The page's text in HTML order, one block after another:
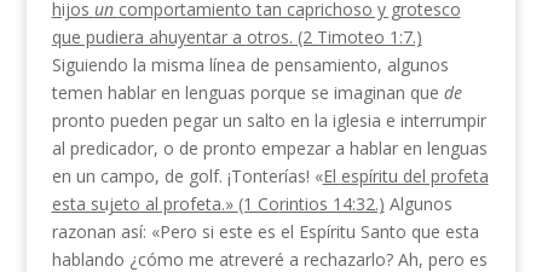
hijos un comportamiento tan caprichoso y grotesco
que pudiera ahuyentar a otros. (2 Timoteo 1:7.)
Siguiendo la misma línea de pensamiento, algunos
temen hablar en lenguas porque se imaginan que de
pronto pueden pegar un salto en la iglesia e interrumpir
al predicador, o de pronto empezar a hablar en lenguas
en un campo, de golf. ¡Tonterías! «El espíritu del profeta
esta sujeto al profeta.» (1 Corintios 14:32.) Algunos
razonan así: «Pero si este es el Espíritu Santo que esta
hablando ¿cómo me atreveré a rechazarlo? Ah, pero es